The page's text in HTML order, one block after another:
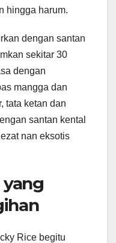
hingga harum.
dengan santan
sekitar 30
dengan
mangga dan
tata ketan dan
santan kental
nan eksotis
yang
Rice begitu